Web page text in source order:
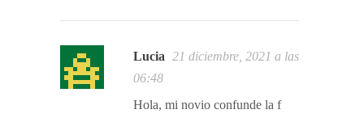
Lucia 21 diciembre, 2021 a las
06:48
Hola, mi novio confunde la f